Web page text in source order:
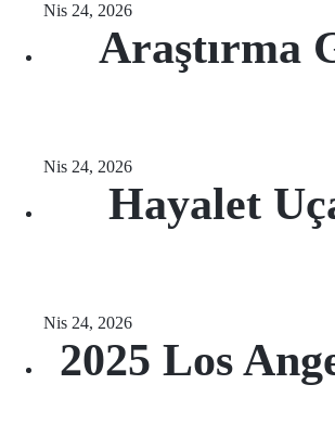
Nis 24, 2026
Araştırma
Nis 24, 2026
Hayalet
Nis 24, 2026
2025 Los